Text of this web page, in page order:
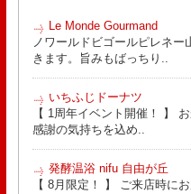
Le Monde Gourmand
ノワールドビゴールピレネ
きます。旨みもばっちり..
いちふじドーナツ
【 1周年イベント開催！ 】
感謝の気持ちを込め..
発酵温浴 nifu 自由が丘
【 8月限定！ 】 ご来店時に